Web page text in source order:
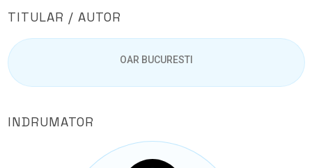
TITULAR / AUTOR
OAR BUCURESTI
INDRUMATOR